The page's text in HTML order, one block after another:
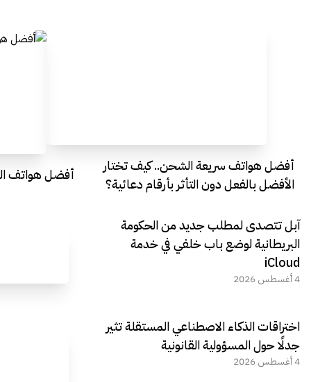
أفضل هواتف سريعة الشحن.. كيف تختار
الأفضل بالفعل دون التأثر بأرقام دعائية؟
أفضل هواتف
آبل تتصدى لمطلب جديد من الحكومة
البريطانية لوضع باب خلفي في خدمة
iCloud
4 أغسطس 2026
اختراقات الذكاء الاصطناعي المستقلة تثير
جدلًا حول المسؤولية القانونية
4 أغسطس 2026